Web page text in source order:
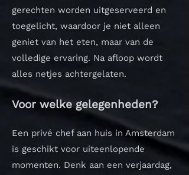
gerechten worden uitgeserveerd en
toegelicht, waardoor je niet alleen
geniet van het eten, maar van de
volledige ervaring. Na afloop wordt
alles netjes achtergelaten.
Voor welke gelegenheden?
Een privé chef aan huis in Amsterdam
is geschikt voor uiteenlopende
momenten. Denk aan een verjaardag,